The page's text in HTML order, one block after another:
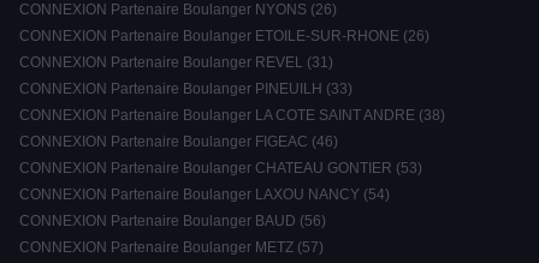
CONNEXION Partenaire Boulanger NYONS (26)
CONNEXION Partenaire Boulanger ETOILE-SUR-RHONE (26)
CONNEXION Partenaire Boulanger REVEL (31)
CONNEXION Partenaire Boulanger PINEUILH (33)
CONNEXION Partenaire Boulanger LA COTE SAINT ANDRE (38)
CONNEXION Partenaire Boulanger FIGEAC (46)
CONNEXION Partenaire Boulanger CHATEAU GONTIER (53)
CONNEXION Partenaire Boulanger LAXOU NANCY (54)
CONNEXION Partenaire Boulanger BAUD (56)
CONNEXION Partenaire Boulanger METZ (57)